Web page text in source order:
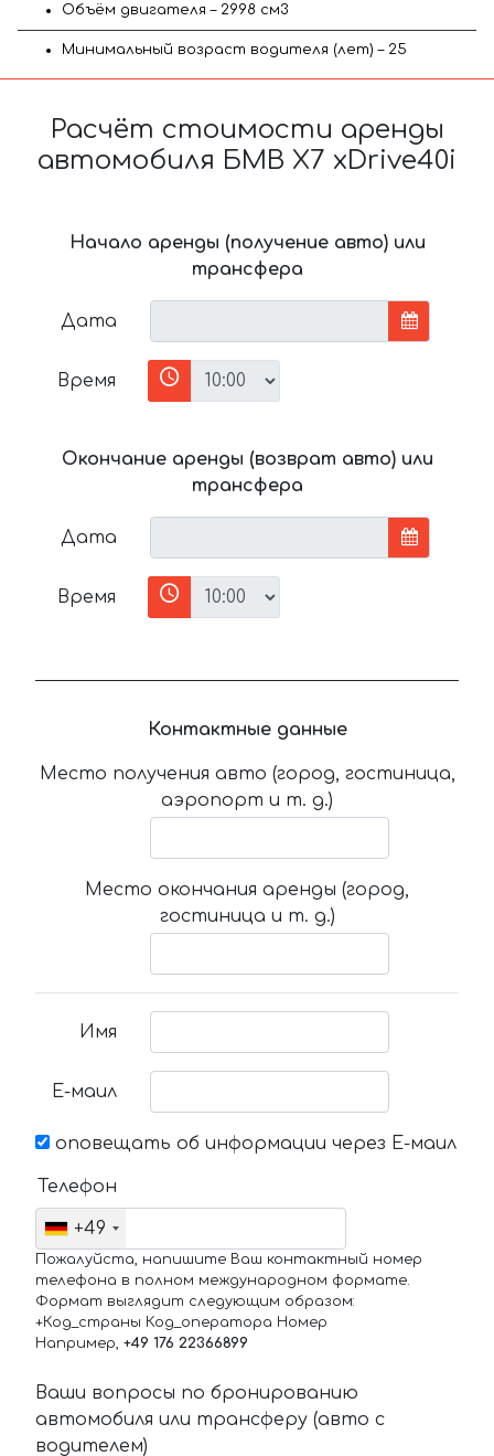
Объём двигателя – 2998 см3
Минимальный возраст водителя (лет) – 25
Расчёт стоимости аренды
автомобиля БМВ X7 xDrive40i
Начало аренды (получение авто) или
трансфера
Дата
Время
Окончание аренды (возврат авто) или
трансфера
Дата
Время
Контактные данные
Место получения авто (город, гостиница,
аэропорт и т. д.)
Место окончания аренды (город,
гостиница и т. д.)
Имя
Е-маил
оповещать об информации через Е-маил
Телефон
+49
Пожалуйста, напишите Ваш контактный номер
телефона в полном международном формате.
Формат выглядит следующим образом:
+Код_страны Код_оператора Номер
Например, +49 176 22366899
Ваши вопросы по бронированию
автомобиля или трансферу (авто с
водителем)